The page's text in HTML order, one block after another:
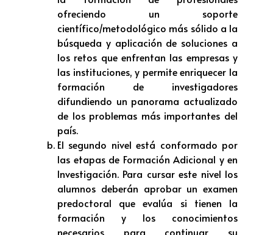
ofreciendo un soporte
científico/metodológico más sólido a la
búsqueda y aplicación de soluciones a
los retos que enfrentan las empresas y
las instituciones, y permite enriquecer la
formación de investigadores
difundiendo un panorama actualizado
de los problemas más importantes del
país.
El segundo nivel está conformado por
las etapas de Formación Adicional y en
Investigación. Para cursar este nivel los
alumnos deberán aprobar un examen
predoctoral que evalúa si tienen la
formación y los conocimientos
necesarios para continuar su